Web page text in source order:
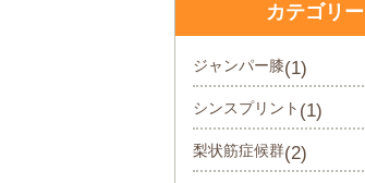
カテゴリー
ジャンパー膝(1)
シンスプリント (1)
梨状筋症候群(2)